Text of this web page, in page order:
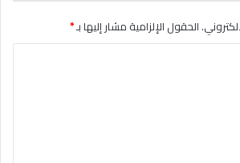
الحقول الإلزامية مشار إليها بـ*